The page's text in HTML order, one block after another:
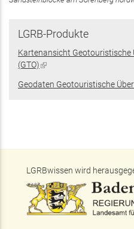
LGRB-Produkte
Kartenansicht
(GTO)(Link
extern)
Geodaten Geotouristische
LGRBwissen wird